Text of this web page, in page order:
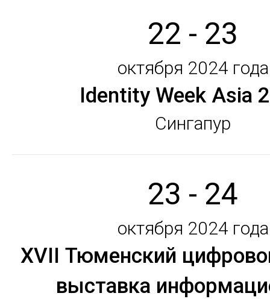
22 - 23
октября 2024 года
Identity Week Asia
Сингапур
23 - 24
октября 2024 года
XVII Тюменский
выставка